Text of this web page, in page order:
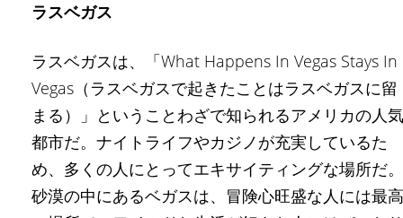
ラスベガス
ラスベガスは、「What Happens In Vegas Stays In
Vegas（ラスベガスで起きたことはラスベガスに留
まる）」ということわざで知られるアメリカの人気
都市だ。ナイトライフやカジノが充実しているた
め、多くの人にとってエキサイティングな場所だ。
砂漠の中にあるベガスは、冒険心旺盛な人には最高